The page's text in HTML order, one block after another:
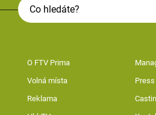
O FTV Prima
Volná místa Press
Reklama